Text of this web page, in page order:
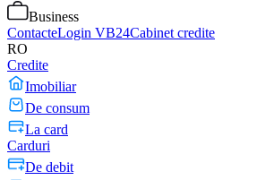
Business
ContacteLogin VB24Cabinet credite
RO
Credite
Imobiliar
De consum
La card
Carduri
De debit